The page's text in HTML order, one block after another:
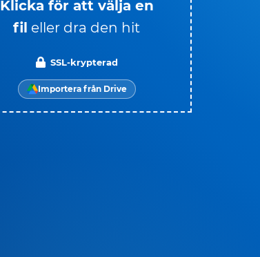
Klicka för att välja en
fil eller dra den hit
SSL-krypterad
Importera från Drive